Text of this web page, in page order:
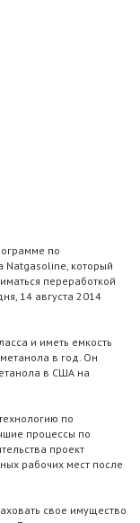
по
Natgasoline, который
переработкой
14 августа 2014
и иметь емкость
в год. Он
в США на
по
процессы по
проект
рабочих мест после
свое имущество